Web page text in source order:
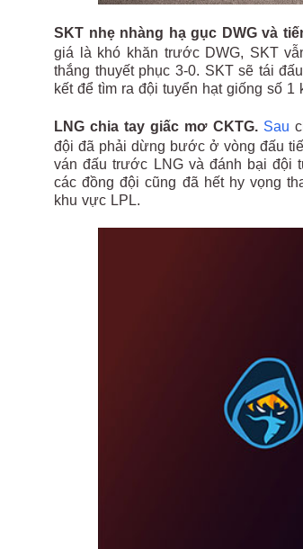
SKT nhẹ nhàng hạ gục DWG và
giá là khó khăn trước DWG, SKT
thắng thuyết phục 3-0. SKT sẽ tái
kết để tìm ra đội tuyển hạt giống số
LNG chia tay giấc mơ CKTG. Sau
đội đã phải dừng bước ở vòng đấu
ván đấu trước LNG và đánh bại đội
các đồng đội cũng đã hết hy vọng
khu vực LPL.